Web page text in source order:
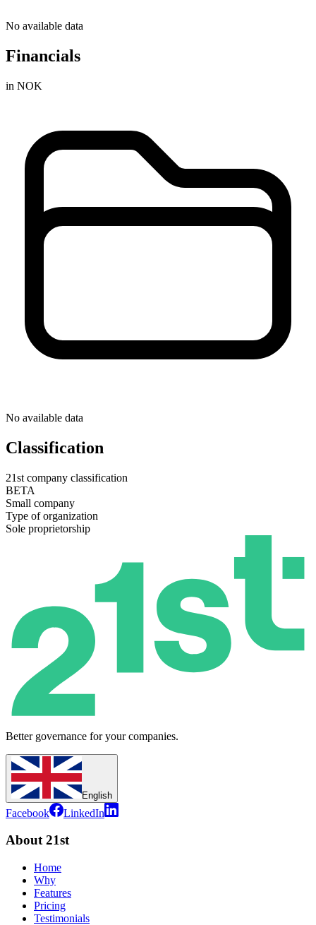
No available data
Financials
in NOK
No available data
Classification
21st company classification
BETA
Small company
Type of organization
Sole proprietorship
Better governance for your companies.
English
Facebook LinkedIn
About 21st
Home
Why
Features
Pricing
Testimonials